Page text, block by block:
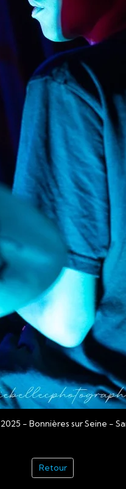
- Bonnières sur Seine -
Retour